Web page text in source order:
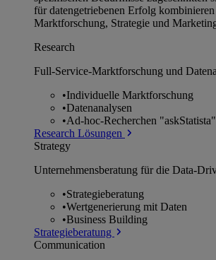
für datengetriebenen Erfolg
Marktforschung, Strategie und
Research
Full-Service-Marktforschung und
•Individuelle Marktforschung
•Datenanalysen
•Ad-hoc-Recherchen "askStatista"
Research Lösungen
Strategy
Unternehmens­beratung für die Data-
•Strategieberatung
•Wertgenerierung mit Daten
•Business Building
Strategieberatung
Communication